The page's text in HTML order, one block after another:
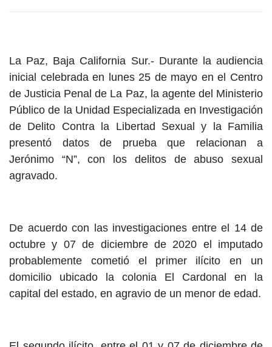
La Paz, Baja California Sur.- Durante la audiencia
inicial celebrada en lunes 25 de mayo en el Centro
de Justicia Penal de La Paz, la agente del Ministerio
Público de la Unidad Especializada en Investigación
de Delito Contra la Libertad Sexual y la Familia
presentó datos de prueba que relacionan a
Jerónimo “N”, con los delitos de abuso sexual
agravado.
De acuerdo con las investigaciones entre el 14 de
octubre y 07 de diciembre de 2020 el imputado
probablemente cometió el primer ilícito en un
domicilio ubicado la colonia El Cardonal en la
capital del estado, en agravio de un menor de edad.